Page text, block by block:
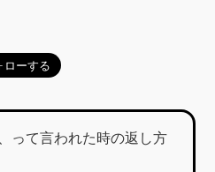
って言われた時の返し方